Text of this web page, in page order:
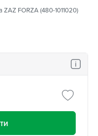
ZAZ FORZA (480-1011020)